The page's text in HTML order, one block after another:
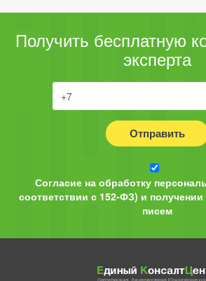
Получить бесплатную
эксперта
Отправить
Согласие на обработку
соответствии с 152-ФЗ) и
писем